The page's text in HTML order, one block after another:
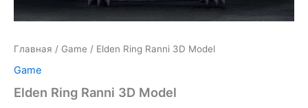
Главная / Game / Elden Ring Ranni 3D Model
Game
Elden Ring Ranni 3D Model